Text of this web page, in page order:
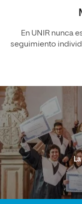
En UNIR nunca
seguimiento